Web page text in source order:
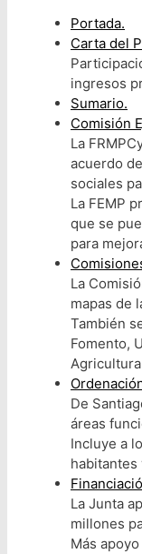
Portada.
Carta del
ingresos
Sumario.
Comisión
La
acuerdo
sociales
La FEMP
que se
para
La
mapas de
También
Fomento,
De
áreas
Incluye a
habitantes
La Junta
millones
Más